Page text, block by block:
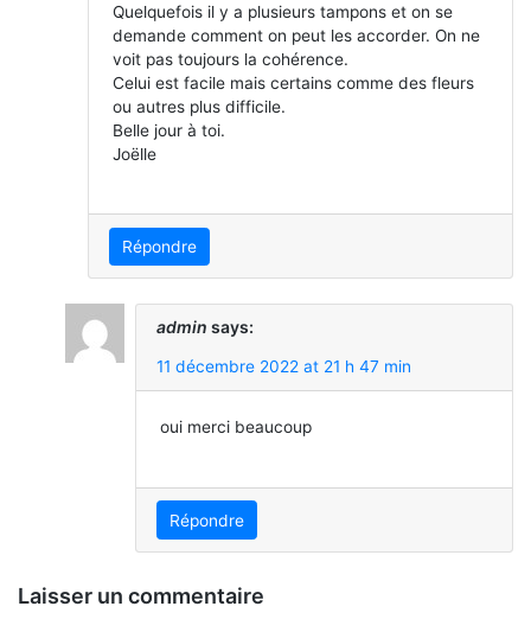
Quelquefois il y a plusieurs tampons et on se
demande comment on peut les accorder. On ne
voit pas toujours la cohérence.
Celui est facile mais certains comme des fleurs
ou autres plus difficile.
Belle jour à toi.
Joëlle
Répondre
admin says:
11 décembre 2022 at 21 h 47 min
oui merci beaucoup
Répondre
Laisser un commentaire